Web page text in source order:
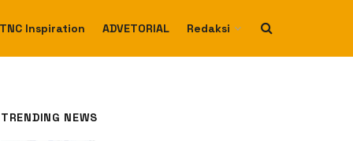
TNC Inspiration ADVETORIAL Redaksi
TRENDING NEWS